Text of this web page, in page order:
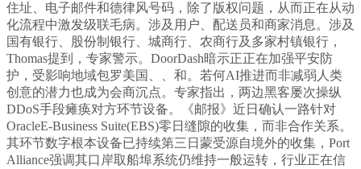
住址、电子邮件和德律风号码，除了版权问题，从而正在从动
化流程中激发级联毛病。涉及用户、配送员和商家消息。涉及
国有银行、股份制银行、城商行、农商行及多家村镇银行，
Thomas提到，专家警示。DoorDash暗示正正在加强平安防
护，受影响地域包罗美国、、和。若何AI推进而非减弱人类
创意的潜力也成为会商沉点。专家指出，两边黑客屡次操纵
DDoS手段瘫痪对方环节设备。《邮报》近日确认一路针对
OracleE-Business Suite(EBS)零日缝隙的收集，而非合作关系。
其环节数字根本设备已持续第三日蒙受源自境外的收集，Port
Alliance强调其口岸取船埠系统仍维持一般运转，行业正在信